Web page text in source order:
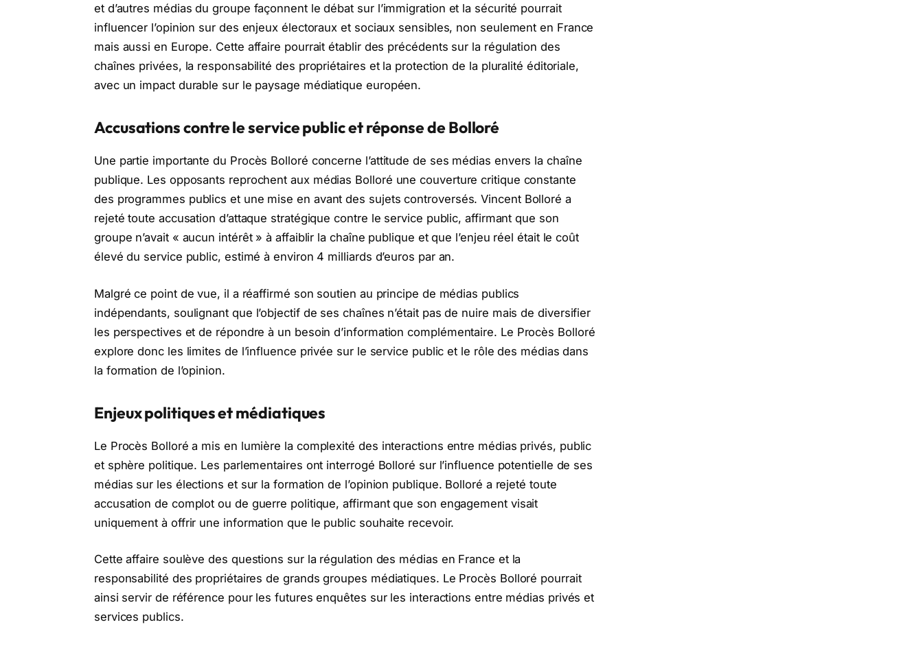
et d’autres médias du groupe façonnent le débat sur l’immigration et la sécurité pourrait
influencer l’opinion sur des enjeux électoraux et sociaux sensibles, non seulement en France
mais aussi en Europe. Cette affaire pourrait établir des précédents sur la régulation des
chaînes privées, la responsabilité des propriétaires et la protection de la pluralité éditoriale,
avec un impact durable sur le paysage médiatique européen.
Accusations contre le service public et réponse de Bolloré
Une partie importante du Procès Bolloré concerne l’attitude de ses médias envers la chaîne
publique. Les opposants reprochent aux médias Bolloré une couverture critique constante
des programmes publics et une mise en avant des sujets controversés. Vincent Bolloré a
rejeté toute accusation d’attaque stratégique contre le service public, affirmant que son
groupe n’avait « aucun intérêt » à affaiblir la chaîne publique et que l’enjeu réel était le coût
élevé du service public, estimé à environ 4 milliards d’euros par an.
Malgré ce point de vue, il a réaffirmé son soutien au principe de médias publics
indépendants, soulignant que l’objectif de ses chaînes n’était pas de nuire mais de diversifier
les perspectives et de répondre à un besoin d’information complémentaire. Le Procès Bolloré
explore donc les limites de l’influence privée sur le service public et le rôle des médias dans
la formation de l’opinion.
Enjeux politiques et médiatiques
Le Procès Bolloré a mis en lumière la complexité des interactions entre médias privés, public
et sphère politique. Les parlementaires ont interrogé Bolloré sur l’influence potentielle de ses
médias sur les élections et sur la formation de l’opinion publique. Bolloré a rejeté toute
accusation de complot ou de guerre politique, affirmant que son engagement visait
uniquement à offrir une information que le public souhaite recevoir.
Cette affaire soulève des questions sur la régulation des médias en France et la
responsabilité des propriétaires de grands groupes médiatiques. Le Procès Bolloré pourrait
ainsi servir de référence pour les futures enquêtes sur les interactions entre médias privés et
services publics.